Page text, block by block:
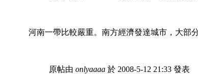
河南一帶比較嚴重。南方經濟發達城市，大部
原帖由 onlyaaaa 於 2008-5-12 21:33 發表